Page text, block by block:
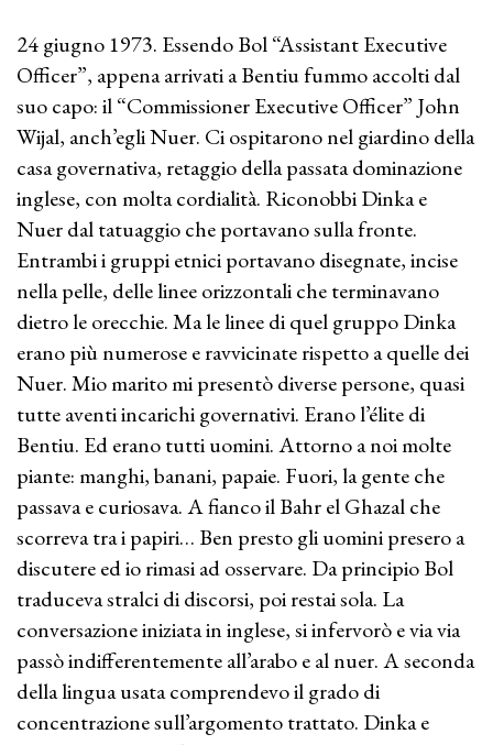
24 giugno 1973. Essendo Bol “Assistant Executive
Officer”, appena arrivati a Bentiu fummo accolti dal
suo capo: il “Commissioner Executive Officer” John
Wijal, anch’egli Nuer. Ci ospitarono nel giardino della
casa governativa, retaggio della passata dominazione
inglese, con molta cordialità. Riconobbi Dinka e
Nuer dal tatuaggio che portavano sulla fronte.
Entrambi i gruppi etnici portavano disegnate, incise
nella pelle, delle linee orizzontali che terminavano
dietro le orecchie. Ma le linee di quel gruppo Dinka
erano più numerose e ravvicinate rispetto a quelle dei
Nuer. Mio marito mi presentò diverse persone, quasi
tutte aventi incarichi governativi. Erano l’élite di
Bentiu. Ed erano tutti uomini. Attorno a noi molte
piante: manghi, banani, papaie. Fuori, la gente che
passava e curiosava. A fianco il Bahr el Ghazal che
scorreva tra i papiri… Ben presto gli uomini presero a
discutere ed io rimasi ad osservare. Da principio Bol
traduceva stralci di discorsi, poi restai sola. La
conversazione iniziata in inglese, si infervorò e via via
passò indifferentemente all’arabo e al nuer. A seconda
della lingua usata comprendevo il grado di
concentrazione sull’argomento trattato. Dinka e